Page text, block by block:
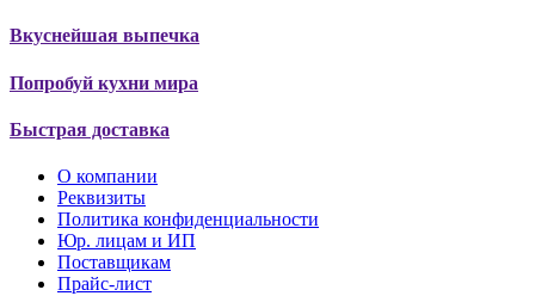
Вкуснейшая выпечка
Попробуй кухни мира
Быстрая доставка
О компании
Реквизиты
Политика конфиденциальности
Юр. лицам и ИП
Поставщикам
Прайс-лист